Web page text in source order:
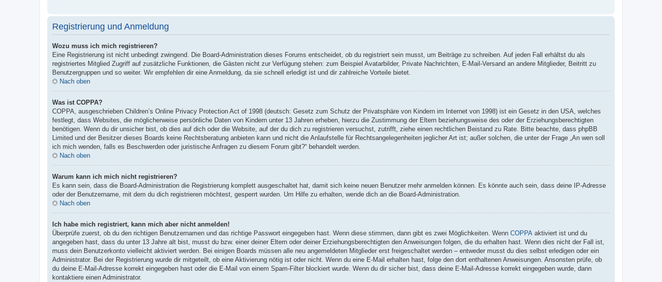
Registrierung und Anmeldung
Wozu muss ich mich registrieren?
Eine Registrierung ist nicht unbedingt zwingend. Die Board-Administration dieses Forums entscheidet, ob du registriert sein musst, um Beiträge zu schreiben. Auf jeden Fall erhältst du als
registriertes Mitglied Zugriff auf zusätzliche Funktionen, die Gästen nicht zur Verfügung stehen: zum Beispiel Avatarbilder, Private Nachrichten, E-Mail-Versand an andere Mitglieder, Beitritt zu
Benutzergruppen und so weiter. Wir empfehlen dir eine Anmeldung, da sie schnell erledigt ist und dir zahlreiche Vorteile bietet.
Nach oben
Was ist COPPA?
COPPA, ausgeschrieben Children’s Online Privacy Protection Act of 1998 (deutsch: Gesetz zum Schutz der Privatsphäre von Kindern im Internet von 1998) ist ein Gesetz in den USA, welches
festlegt, dass Websites, die möglicherweise persönliche Daten von Kindern unter 13 Jahren erheben, hierzu die Zustimmung der Eltern beziehungsweise des oder der Erziehungsberechtigten
benötigen. Wenn du dir unsicher bist, ob dies auf dich oder die Website, auf der du dich zu registrieren versuchst, zutrifft, ziehe einen rechtlichen Beistand zu Rate. Bitte beachte, dass phpBB
Limited und der Besitzer dieses Boards keine Rechtsberatung anbieten kann und nicht die Anlaufstelle für Rechtsangelegenheiten jeglicher Art ist; außer solchen, die unter der Frage „An wen soll
ich mich wenden, falls es Beschwerden oder juristische Anfragen zu diesem Forum gibt?“ behandelt werden.
Nach oben
Warum kann ich mich nicht registrieren?
Es kann sein, dass die Board-Administration die Registrierung komplett ausgeschaltet hat, damit sich keine neuen Benutzer mehr anmelden können. Es könnte auch sein, dass deine IP-Adresse
oder der Benutzername, mit dem du dich registrieren möchtest, gesperrt wurden. Um Hilfe zu erhalten, wende dich an die Board-Administration.
Nach oben
Ich habe mich registriert, kann mich aber nicht anmelden!
Überprüfe zuerst, ob du den richtigen Benutzernamen und das richtige Passwort eingegeben hast. Wenn diese stimmen, dann gibt es zwei Möglichkeiten. Wenn COPPA aktiviert ist und du
angegeben hast, dass du unter 13 Jahre alt bist, musst du bzw. einer deiner Eltern oder deiner Erziehungsberechtigten den Anweisungen folgen, die du erhalten hast. Wenn dies nicht der Fall ist,
muss dein Benutzerkonto vielleicht aktiviert werden. Bei einigen Boards müssen alle neu angemeldeten Mitglieder erst freigeschaltet werden – entweder musst du dies selbst erledigen oder ein
Administrator. Bei der Registrierung wurde dir mitgeteilt, ob eine Aktivierung nötig ist oder nicht. Wenn du eine E-Mail erhalten hast, folge den dort enthaltenen Anweisungen. Ansonsten prüfe, ob
du deine E-Mail-Adresse korrekt eingegeben hast oder die E-Mail von einem Spam-Filter blockiert wurde. Wenn du dir sicher bist, dass deine E-Mail-Adresse korrekt eingegeben wurde, dann
kontaktiere einen Administrator.